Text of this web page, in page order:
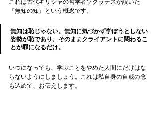
『無知の知』という概念です。
無知は恥じゃない。無知に気づかず学ぼうとしない
姿勢が恥であり、そのままクライアントに関わるこ
とが罪になるだけ。
いつになっても、学ぶことをやめた人間にだけはな
らないようにしましょう。これは私自身の自戒の念
も込めて、お伝えします。